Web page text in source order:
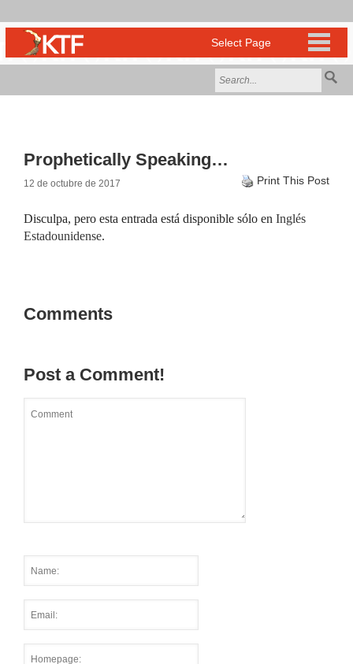
Prophetically Speaking…
12 de octubre de 2017 Print This Post
Disculpa, pero esta entrada está disponible sólo en Inglés
Estadounidense.
Comments
Post a Comment!